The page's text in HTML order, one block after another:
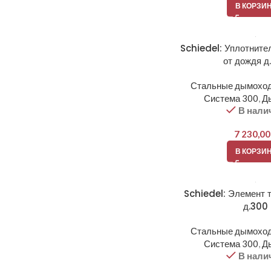
В
Schiedel:
от дождя
Стальные
Система 300,
В
7 230,00
В
Schiedel: Элемент
д.300
Стальные
Система 300,
В